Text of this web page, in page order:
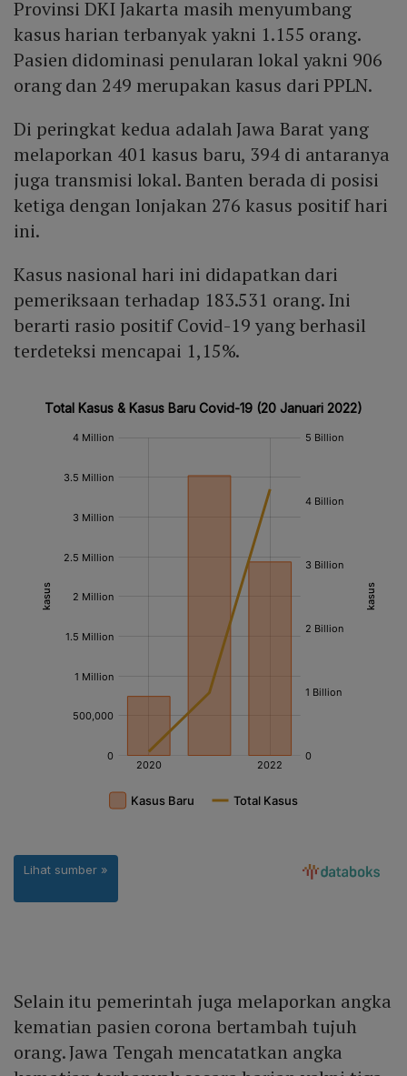
Provinsi DKI Jakarta masih menyumbang
kasus harian terbanyak yakni 1.155 orang.
Pasien didominasi penularan lokal yakni 906
orang dan 249 merupakan kasus dari PPLN.
Di peringkat kedua adalah Jawa Barat yang
melaporkan 401 kasus baru, 394 di antaranya
juga transmisi lokal. Banten berada di posisi
ketiga dengan lonjakan 276 kasus positif hari
ini.
Kasus nasional hari ini didapatkan dari
pemeriksaan terhadap 183.531 orang. Ini
berarti rasio positif Covid-19 yang berhasil
terdeteksi mencapai 1,15%.
Selain itu pemerintah juga melaporkan angka
kematian pasien corona bertambah tujuh
orang. Jawa Tengah mencatatkan angka